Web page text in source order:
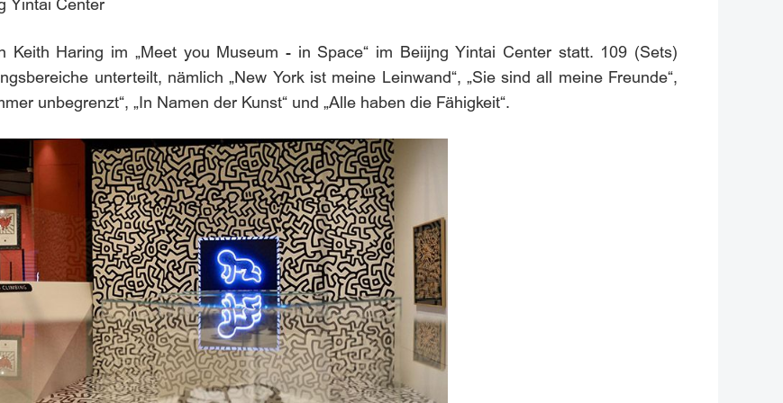
Yintai Center
Keith Haring im „Meet you Museum - in Space“ im Beiijng Yintai Center statt. 109 (Sets)
unterteilt, nämlich „New York ist meine Leinwand“, „Sie sind all meine Freunde“,
unbegrenzt“, „In Namen der Kunst“ und „Alle haben die Fähigkeit“.